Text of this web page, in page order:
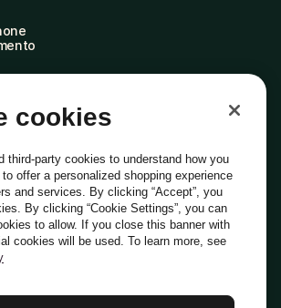
CookiePreferenze Cookie
e Condizioni
Italiano
cookies
third-party cookies to understand how you
offer a personalized shopping experience
and services. By clicking “Accept”, you
By clicking “Cookie Settings”, you can
to allow. If you close this banner with
cookies will be used. To learn more, see